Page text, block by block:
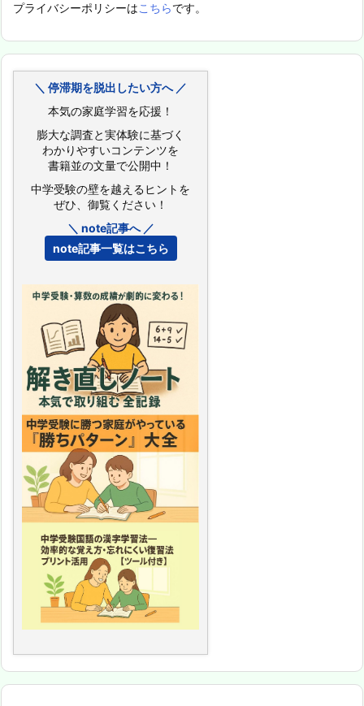
プライバシーポリシーはこちらです。
＼ 停滞期を脱出したい方へ ／
本気の家庭学習を応援！
膨大な調査と実体験に基づく
わかりやすいコンテンツを
書籍並の文量で公開中！
中学受験の壁を越えるヒントを
ぜひ、御覧ください！
＼ note記事へ ／
note記事一覧はこちら